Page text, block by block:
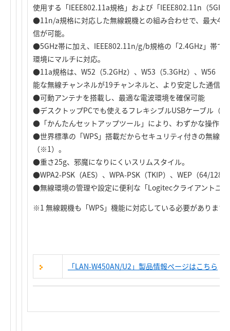
使用する「IEEE802.11a規格」および「IEEE802.11n（5GHz
●11n/a規格に対応した無線親機との組み合わせで、最大
信が可能。
●5GHz帯に加え、IEEE802.11n/g/b規格の「2.4GHz」帯で
環境にマルチに対応。
●11a規格は、W52（5.2GHz）、W53（5.3GHz）、W56（
能な無線チャンネルが19チャンネルと、より安定した通信が
●可動アンテナを搭載し、最適な電波環境を確保可能
●デスクトップPCでも使えるフレキシブルUSBケーブル（
●「かんたんセットアップツール」により、わずかな操作で
●世界標準の「WPS」搭載だからセキュリティ付きの無線
（※1）。
●重さ25g、邪魔になりにくいスリムスタイル。
●WPA2-PSK（AES）、WPA-PSK（TKIP）、WEP（64/128
●無線環境の管理や設定に便利な「Logitecクライアントユ
※1 無線親機も「WPS」機能に対応している必要があります
「LAN-W450AN/U2」製品情報ページはこちら